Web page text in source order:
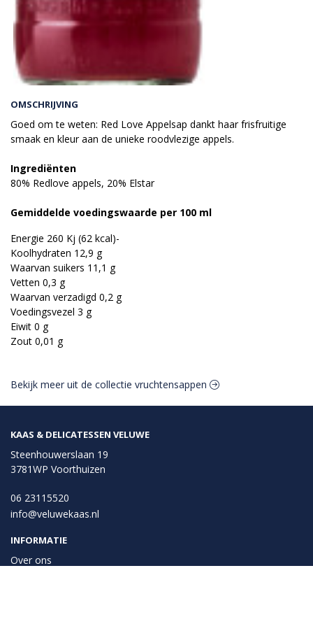
OMSCHRIJVING
Goed om te weten: Red Love Appelsap dankt haar frisfruitige
smaak en kleur aan de unieke roodvlezige appels.
Ingrediënten
80% Redlove appels, 20% Elstar
Gemiddelde voedingswaarde per 100 ml
Energie 260 Kj (62 kcal)-
Koolhydraten 12,9 g
Waarvan suikers 11,1 g
Vetten 0,3 g
Waarvan verzadigd 0,2 g
Voedingsvezel 3 g
Eiwit 0 g
Zout 0,01 g
Bekijk meer uit de collectie vruchtensappen
KAAS & DELICATESSEN VELUWE
Steenhouwerslaan 19
3781WP Voorthuizen
06 23115520
info@veluwekaas.nl
INFORMATIE
Over ons